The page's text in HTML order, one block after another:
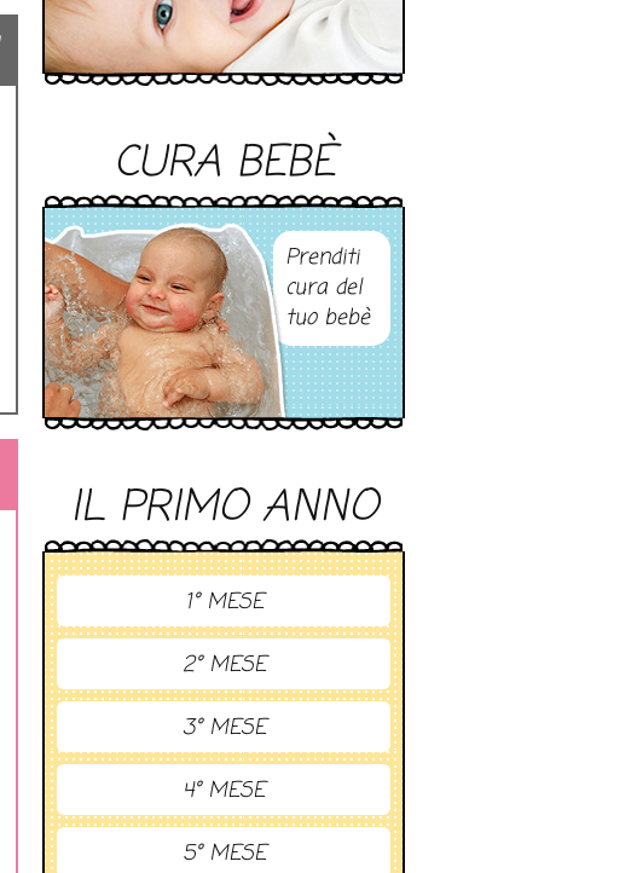
CURA BEBÈ
Prenditi
cura del
tuo bebè
IL PRIMO ANNO
1° MESE
2° MESE
3° MESE
4° MESE
5° MESE